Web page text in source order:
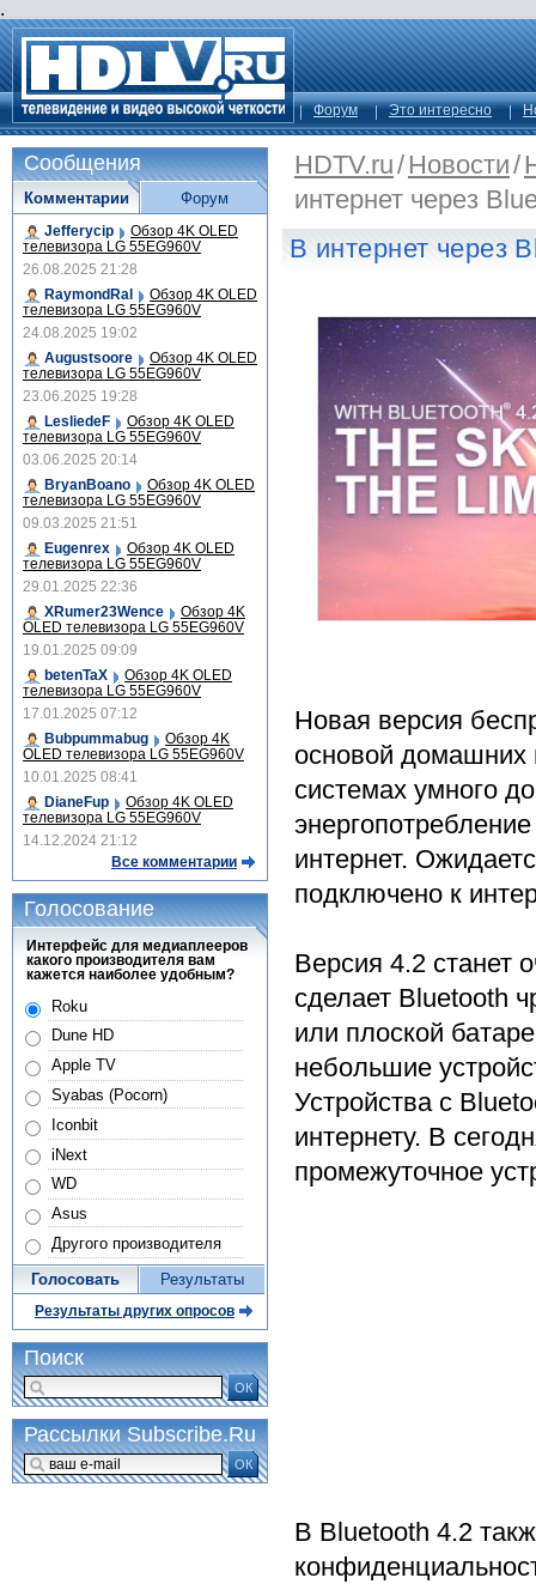
.
Форум Это интересно
HDTV.ru/Новости/
интернет через
В интернет через
Новая версия
основой домашних
системах умного
интернет.
подключено к
Версия 4.2 станет
сделает Bluetooth
или плоской
небольшие
Устройства с
интернету. В
промежуточное
В Bluetooth 4.2
Сообщения
Комментарии
Jefferycip Обзор 4K OLED
телевизора LG 55EG960V
26.08.2025 21:28
RaymondRal
Обзор 4K OLED
телевизора LG 55EG960V
24.08.2025 19:02
Augustsoore
Обзор 4K OLED
телевизора LG 55EG960V
23.06.2025 19:28
LesliedeF
Обзор 4K OLED
телевизора LG 55EG960V
03.06.2025 20:14
BryanBoano
Обзор 4K OLED
телевизора LG 55EG960V
09.03.2025 21:51
Eugenrex
Обзор 4K OLED
телевизора LG 55EG960V
29.01.2025 22:36
XRumer23Wence
Обзор 4K
OLED телевизора LG 55EG960V
19.01.2025 09:09
betenTaX
Обзор 4K OLED
телевизора LG 55EG960V
17.01.2025 07:12
Bubpummabug
Обзор 4K
OLED телевизора LG 55EG960V
10.01.2025 08:41
DianeFup
Обзор 4K OLED
телевизора LG 55EG960V
14.12.2024 21:12
Все комментарии
Форум
Голосование
Интерфейс для медиаплееров
какого производителя вам
кажется наиболее удобным?
Roku
Dune HD
Apple TV
Syabas (Pocorn)
Iconbit
iNext
WD
Asus
Другого производителя
Голосовать Результаты
Результаты других опросов
Поиск
ОК
Рассылки Subscribe.Ru
ОК